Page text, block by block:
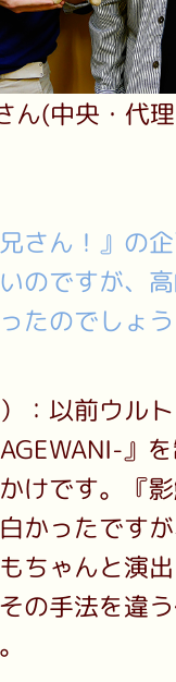
(中央・代
ん！』の
のですが、
たのでしょ
：以前ウル
』
けです。『
かったです
ちゃんと演
の手法を違